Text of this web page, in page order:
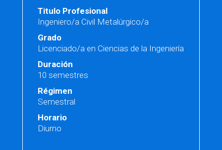
Titulo Profesional
Ingeniero/a Civil Metalúrgico/a
Grado
Licenciado/a en Ciencias de la Ingeniería
Duración
10 semestres
Régimen
Semestral
Horario
Diurno